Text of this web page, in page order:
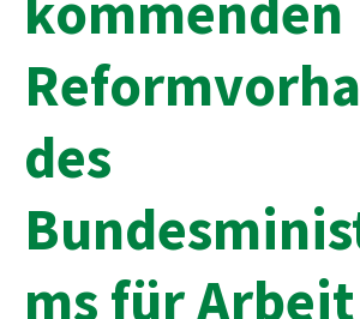
des
ms für